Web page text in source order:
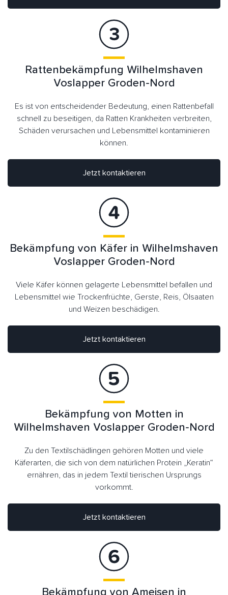
Rattenbekämpfung Wilhelmshaven
Voslapper Groden-Nord
Es ist von entscheidender Bedeutung, einen Rattenbefall
schnell zu beseitigen, da Ratten Krankheiten verbreiten,
Schäden verursachen und Lebensmittel kontaminieren
können.
Jetzt kontaktieren
Jetzt kontaktieren
Bekämpfung von Käfer in Wilhelmshaven
Voslapper Groden-Nord
Viele Käfer können gelagerte Lebensmittel befallen und
Lebensmittel wie Trockenfrüchte, Gerste, Reis, Ölsaaten
und Weizen beschädigen.
Bekämpfung von Motten in
Wilhelmshaven Voslapper Groden-Nord
Zu den Textilschädlingen gehören Motten und viele
Käferarten, die sich von dem natürlichen Protein „Keratin“
ernähren, das in jedem Textil tierischen Ursprungs
vorkommt.
Jetzt kontaktieren
Bekämpfung von Ameisen in